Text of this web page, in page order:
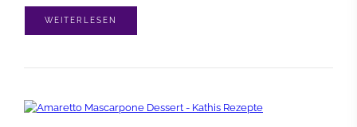
WEITERLESEN